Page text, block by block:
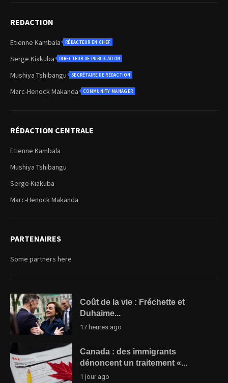
REDACTION
Etienne Kambala RÉDACTEUR EN CHEF
Serge Kiakuba DIRECTEUR DE PUBLICATION
Mushiya Tshibangu SECRÉTAIRE DE RÉDACTION
Marc-Henock Makanda COMMUNITY MANAGER
RÉDACTION CENTRALE
Etienne Kambala
Mushiya Tshibangu
Serge Kiakuba
Marc-Henock Makanda
PARTENAIRES
Some partners here
Coût de la vie : Fréchette et
Duhaime...
17 heures ago
Canada : des immigrants
dénoncent un traitement «...
1 jour ago